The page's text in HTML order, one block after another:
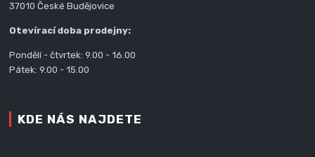
37010 České Budějovice
Otevírací doba prodejny:
Pondělí - čtvrtek: 9.00 - 16.00
Pátek: 9.00 - 15.00
KDE NÁS NAJDETE